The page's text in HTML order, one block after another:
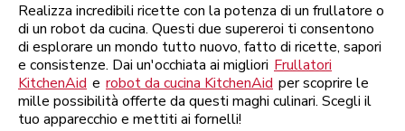
Realizza incredibili ricette con la potenza di un frullatore o
di un robot da cucina. Questi due supereroi ti consentono
di esplorare un mondo tutto nuovo, fatto di ricette, sapori
e consistenze. Dai un'occhiata ai migliori Frullatori
KitchenAid e robot da cucina KitchenAid per scoprire le
mille possibilità offerte da questi maghi culinari. Scegli il
tuo apparecchio e mettiti ai fornelli!